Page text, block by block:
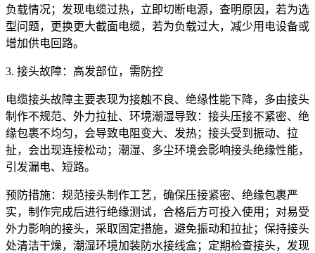
负载情况；发现电缆过热，立即切断电源，查明原因，若为选
型问题，更换更大截面电缆，若为负载过大，减少用电设备或
增加供电回路。
3. 接头故障：高发部位，需防控
电缆接头故障主要表现为接触不良、绝缘性能下降，多由接头
制作不规范、外力拉扯、环境潮湿导致：接头压接不紧密、绝
缘包裹不均匀，会导致电阻变大、发热；接头受到振动、拉
扯，会出现连接松动；潮湿、多尘环境会影响接头绝缘性能，
引发漏电、短路。
预防措施：规范接头制作工艺，确保压接紧密、绝缘包裹严
实，制作完成后进行绝缘测试，合格后方可投入使用；对易受
外力影响的接头，采取固定措施，避免振动和拉扯；保持接头
处清洁干燥，潮湿环境加装防水接线盒；定期检查接头，发现